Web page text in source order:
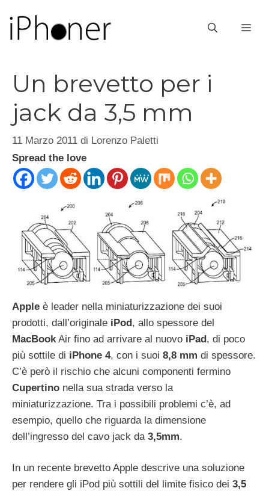
contenuto
Un brevetto per i
jack da 3,5 mm
11 Marzo 2011 di Lorenzo Paletti
Spread the love
Apple è leader nella miniaturizzazione dei suoi
prodotti, dall’originale iPod, allo spessore del
MacBookAir fino ad arrivare al nuovo iPad, di poco
più sottile di iPhone 4, con i suoi 8,8 mm di spessore.
C’è però il rischio che alcuni componenti fermino
Cupertino nella sua strada verso la
miniaturizzazione. Tra i possibili problemi c’è, ad
esempio, quello che riguarda la dimensione
dell’ingresso del cavo jack da 3,5mm.
In un recente brevetto Apple descrive una soluzione
per rendere gli iPod più sottili del limite fisico dei 3,5